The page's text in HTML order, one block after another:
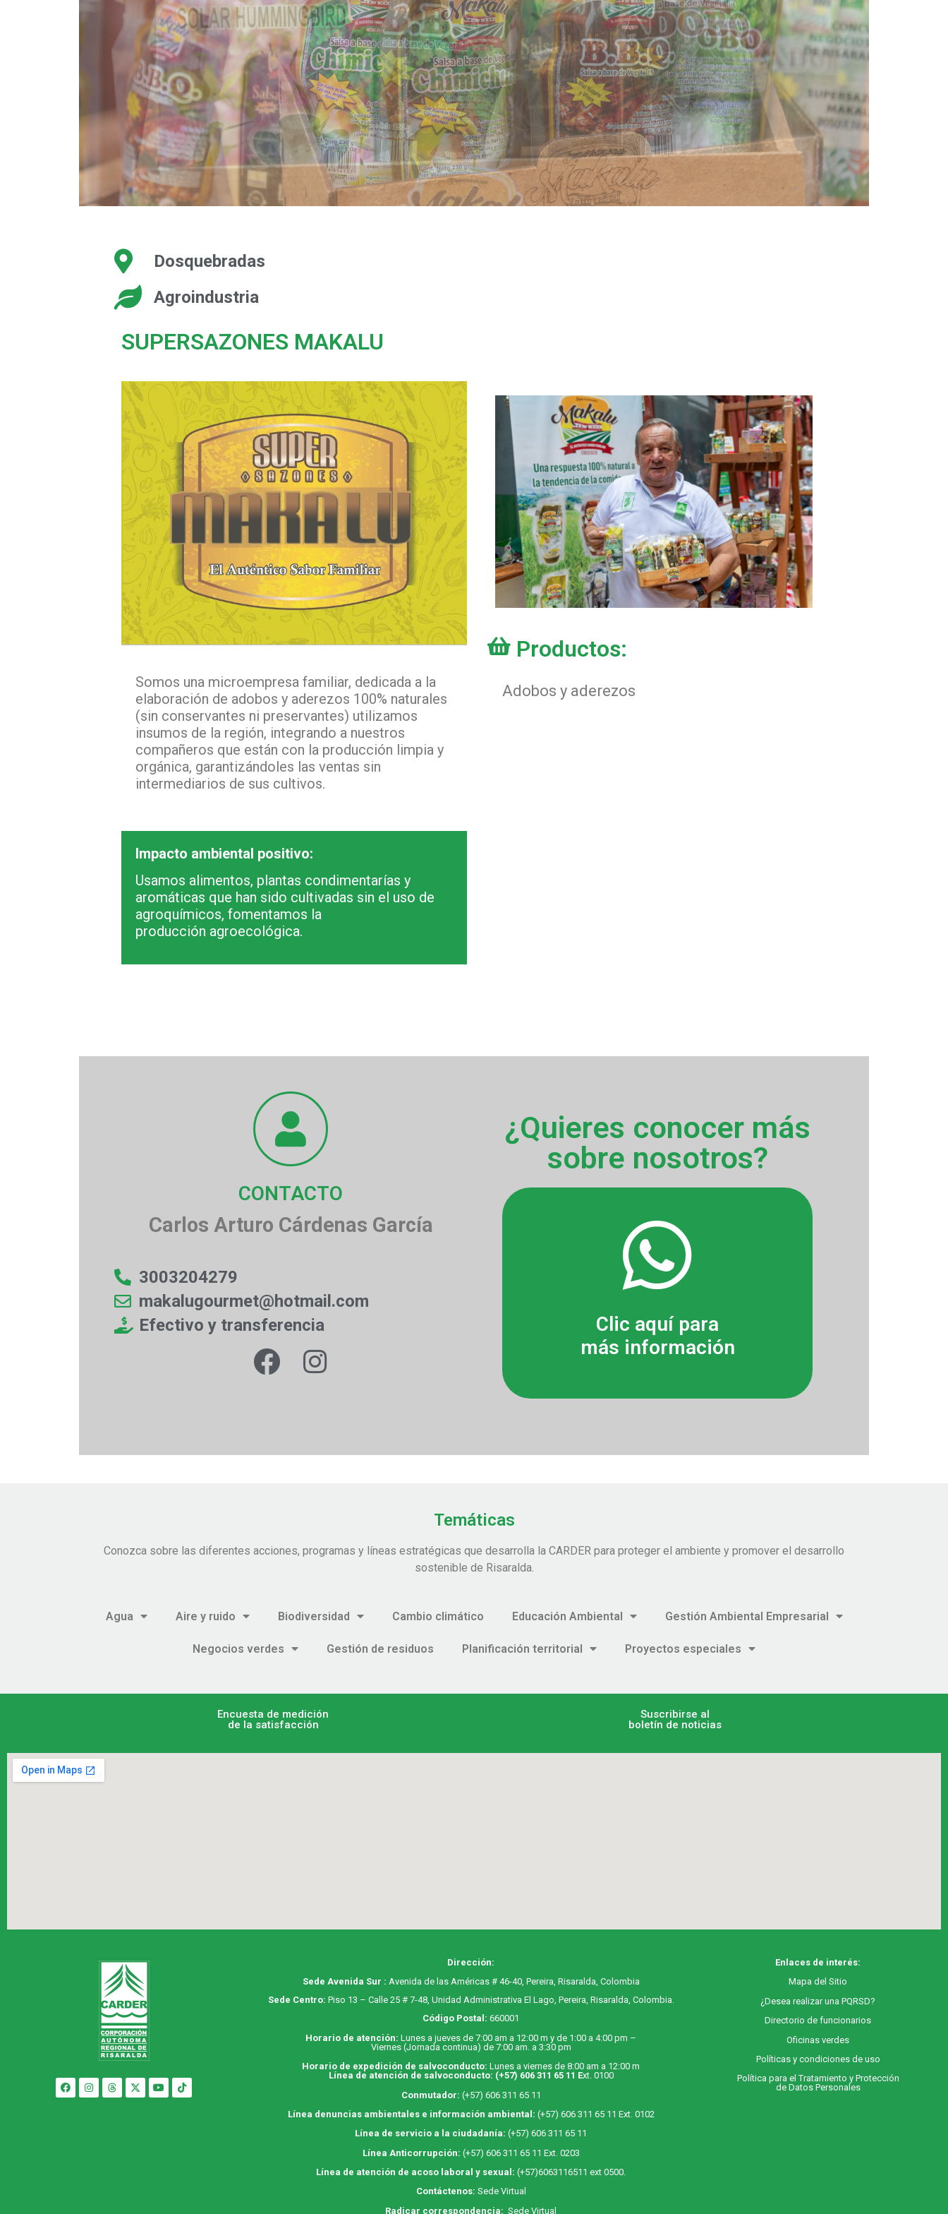
Dosquebradas
Agroindustria
SUPERSAZONES MAKALU
Somos una microempresa familiar, dedicada a la
elaboración de adobos y aderezos 100% naturales
(sin conservantes ni preservantes) utilizamos
insumos de la región, integrando a nuestros
compañeros que están con la producción limpia y
orgánica, garantizándoles las ventas sin
intermediarios de sus cultivos.
Impacto ambiental positivo:
Usamos alimentos, plantas condimentarías y
aromáticas que han sido cultivadas sin el uso de
agroquímicos, fomentamos la
producción agroecológica.
Productos:
Adobos y aderezos
CONTACTO
Carlos Arturo Cárdenas García
3003204279
makalugourmet@hotmail.com
Efectivo y transferencia
¿Quieres conocer más
sobre nosotros?
Clic aquí para
más información
Temáticas
Conozca sobre las diferentes acciones, programas y líneas estratégicas que desarrolla la CARDER para proteger el ambiente y promover el desarrollo
sostenible de Risaralda.
Agua Aire y ruido Biodiversidad Cambio climático Educación Ambiental Gestión Ambiental Empresarial
Negocios verdes Gestión de residuos Planificación territorial Proyectos especiales
Encuesta de medición
de la satisfacción
Suscribirse al
boletín de noticias
Dirección:
Sede Avenida Sur : Avenida de las Américas # 46-40, Pereira, Risaralda, Colombia
Sede Centro: Piso 13 – Calle 25 # 7-48, Unidad Administrativa El Lago, Pereira, Risaralda, Colombia.
Código Postal: 660001
Horario de atención:Lunes a jueves de 7:00 am a 12:00 m y de 1:00 a 4:00 pm –
Viernes (Jornada continua) de 7:00 am. a 3:30 pm
Horario de expedición de salvoconducto:Lunes a viernes de 8:00 am a 12:00 m
Línea de atención de salvoconducto: (+57) 606 311 65 11 Ext. 0100
Conmutador: (+57) 606 311 65 11
Línea denuncias ambientales e información ambiental: (+57) 606 311 65 11 Ext. 0102
Línea de servicio a la ciudadanía: (+57) 606 311 65 11
Línea Anticorrupción: (+57) 606 311 65 11 Ext. 0203
Línea de atención de acoso laboral y sexual: (+57)6063116511 ext 0500.
Contáctenos: Sede Virtual
Radicar correspondencia: Sede Virtual
Enlaces de interés:
Mapa del Sitio
¿Desea realizar una PQRSD?
Directorio de funcionarios
Oficinas verdes
Políticas y condiciones de uso
Política para el Tratamiento y Protección
de Datos Personales